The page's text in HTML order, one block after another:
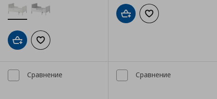
Добави в кошницата
Добави към списъка с любими
Добави в кошницата
Добави към
Сравнение Сравнение